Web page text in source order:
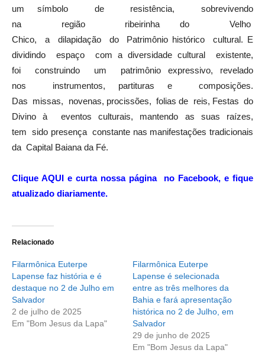
um símbolo de resistência, sobrevivendo
na região ribeirinha do Velho
Chico, a dilapidação do Patrimônio histórico cultural. E
dividindo espaço com a diversidade cultural existente,
foi construindo um patrimônio expressivo, revelado
nos instrumentos, partituras e composições.
Das missas, novenas, procissões, folias de reis, Festas do
Divino à eventos culturais, mantendo as suas raízes,
tem sido presença constante nas manifestações tradicionais
da Capital Baiana da Fé.
Clique AQUI e curta nossa página no Facebook, e fique
atualizado diariamente.
Relacionado
Filarmônica Euterpe
Lapense faz história e é
destaque no 2 de Julho em
Salvador
2 de julho de 2025
Em "Bom Jesus da Lapa"
Filarmônica Euterpe
Lapense é selecionada
entre as três melhores da
Bahia e fará apresentação
histórica no 2 de Julho, em
Salvador
29 de junho de 2025
Em "Bom Jesus da Lapa"